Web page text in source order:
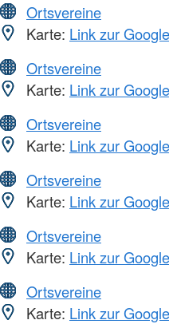
Ortsvereine
Karte: Link zur
Ortsvereine
Karte: Link zur
Ortsvereine
Karte: Link zur
Ortsvereine
Karte: Link zur
Ortsvereine
Karte: Link zur
Ortsvereine
Karte: Link zur